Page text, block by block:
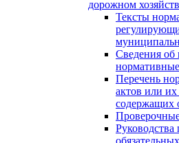
дорожном
Тексты
Сведения об
Перечень
актов или их
содержащих